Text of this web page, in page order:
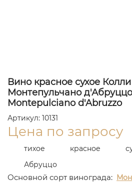
Вино красное сухое
Монтепульчано
Montepulciano d'Abruzzo
Артикул: 10131
Цена по запросу
тихое красное
Абруццо
Основной сорт винограда: